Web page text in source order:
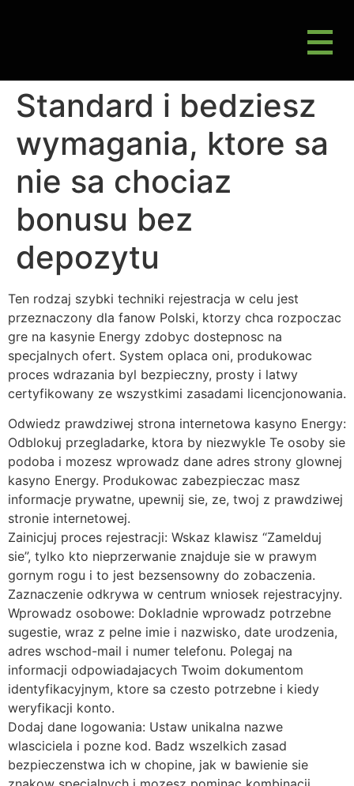
Standard i bedziesz
wymagania, ktore sa
nie sa chociaz
bonusu bez
depozytu
Ten rodzaj szybki techniki rejestracja w celu jest
przeznaczony dla fanow Polski, ktorzy chca rozpoczac
gre na kasynie Energy zdobyc dostepnosc na
specjalnych ofert. System oplaca oni, produkowac
proces wdrazania byl bezpieczny, prosty i latwy
certyfikowany ze wszystkimi zasadami licencjonowania.
Odwiedz prawdziwej strona internetowa kasyno Energy:
Odblokuj przegladarke, ktora by niezwykle Te osoby sie
podoba i mozesz wprowadz dane adres strony glownej
kasyno Energy. Produkowac zabezpieczac masz
informacje prywatne, upewnij sie, ze, twoj z prawdziwej
stronie internetowej.
Zainicjuj proces rejestracji: Wskaz klawisz “Zamelduj
sie”, tylko kto nieprzerwanie znajduje sie w prawym
gornym rogu i to jest bezsensowny do zobaczenia.
Zaznaczenie odkrywa w centrum wniosek rejestracyjny.
Wprowadz osobowe: Dokladnie wprowadz potrzebne
sugestie, wraz z pelne imie i nazwisko, date urodzenia,
adres wschod-mail i numer telefonu. Polegaj na
informacji odpowiadajacych Twoim dokumentom
identyfikacyjnym, ktore sa czesto potrzebne i kiedy
weryfikacji konto.
Dodaj dane logowania: Ustaw unikalna nazwe
wlasciciela i pozne kod. Badz wszelkich zasad
bezpieczenstwa ich w chopine, jak w bawienie sie